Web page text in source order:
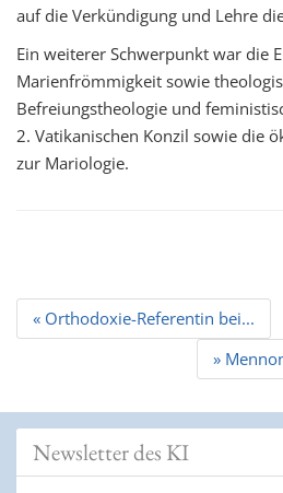
auf die Verkündigung und Lehre
Ein weiterer Schwerpunkt war die
Marienfrömmigkeit sowie
Befreiungstheologie und
2. Vatikanischen Konzil sowie die
zur Mariologie.
Beitrags
Navigation
« Orthodoxie-Referentin bei...
»
Newsletter des KI